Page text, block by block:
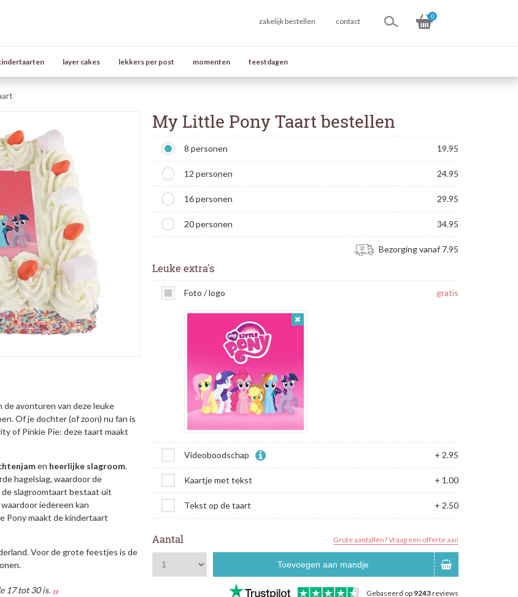
zakelijk bestellen contact
0
layer cakes lekkers per post momenten feestdagen
My Little Pony Taart bestellen
8 personen 19.95
12 personen 24.95
16 personen 29.95
20 personen 34.95
Bezorging vanaf 7.95
Leuke extra's
Foto / logo gratis
Videoboodschap + 2.95
Kaartje met tekst + 1.00
Tekst op de taart + 2.50
Aantal Grote aantallen? Vraag een offerte aan
Toevoegen aan mandje
Gebaseerd op 9243reviews
avonturen van deze leuke
Of je dochter (of zoon) nu fan is
of Pinkie Pie: deze taart maakt
en heerlijke slagroom.
hagelslag, waardoor de
slagroomtaart bestaat uit
iedereen kan
Pony maakt de kindertaart
Voor de grote feestjes is de
17 tot 30 is.